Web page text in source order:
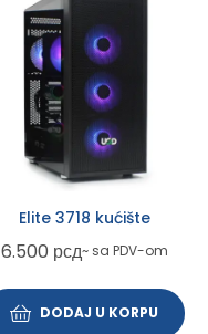
Elite 3718 kućište
6.500 рсд~ sa PDV-om
DODAJ U KORPU